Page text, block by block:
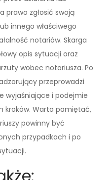
prawo zgłosić swoją
innego właściwego
notariów. Skarga
opis sytuacji oraz
wobec notariusza. Po
przeprowadzi
wyjaśniające i podejmie
kroków. Warto pamiętać,
powinny być
przypadkach i po